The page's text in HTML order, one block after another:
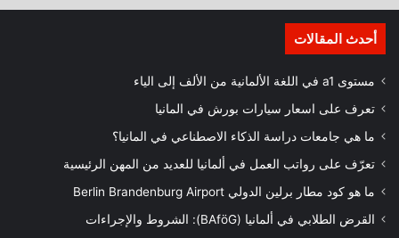
أحدث المقالات
مستوى a1 في اللغة الألمانية من الألف إلى الياء
تعرف على اسعار سيارات بورش في المانيا
ما هي جامعات دراسة الذكاء الاصطناعي في المانيا؟
تعرّف على رواتب العمل في ألمانيا للعديد من المهن الرئيسية
ما هو كود مطار برلين الدولي Berlin Brandenburg Airport
القرض الطلابي في ألمانيا (BAföG): الشروط والإجراءات